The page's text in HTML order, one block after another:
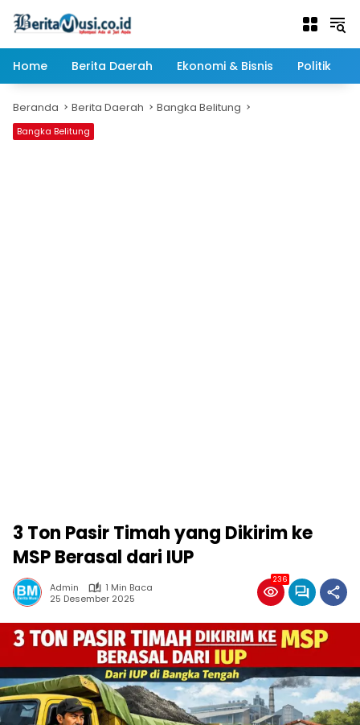
Home
Berita Daerah Ekonomi & Bisnis Politik
Beranda Berita Daerah Bangka Belitung
Bangka Belitung
3 Ton Pasir Timah yang Dikirim ke
MSP Berasal dari IUP
Admin
1 Min Baca
25 Desember 2025
236